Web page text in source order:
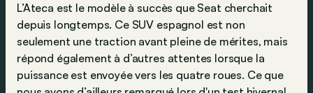
L’Ateca est le modèle à succès que Seat cherchait
depuis longtemps. Ce SUV espagnol est non
seulement une traction avant pleine de mérites, mais
répond également à d’autres attentes lorsque la
puissance est envoyée vers les quatre roues. Ce que